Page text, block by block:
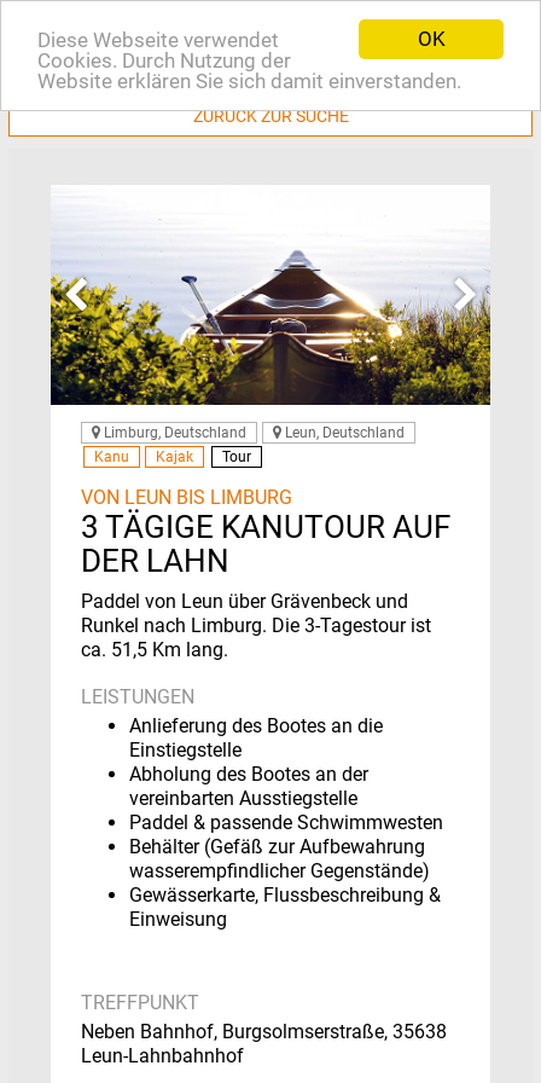
OK
Diese Webseite verwendet
Cookies. Durch Nutzung der
Website erklären Sie sich damit einverstanden.
ZURÜCK ZUR SUCHE
Limburg, Deutschland
Leun, Deutschland
Kanu
Kajak Tour
VON LEUN BIS LIMBURG
3 TÄGIGE KANUTOUR AUF
DER LAHN
Paddel von Leun über Grävenbeck und
Runkel nach Limburg. Die 3-Tagestour ist
ca. 51,5 Km lang.
LEISTUNGEN
Anlieferung des Bootes an die
Einstiegstelle
Abholung des Bootes an der
vereinbarten Ausstiegstelle
Paddel & passende Schwimmwesten
Behälter (Gefäß zur Aufbewahrung
wasserempfindlicher Gegenstände)
Gewässerkarte, Flussbeschreibung &
Einweisung
TREFFPUNKT
Neben Bahnhof, Burgsolmserstraße, 35638
Leun-Lahnbahnhof